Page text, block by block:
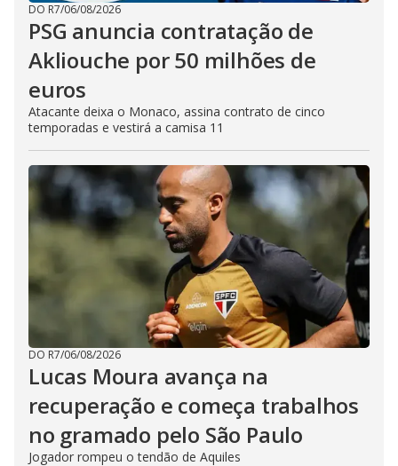
DO R7/06/08/2026
PSG anuncia contratação de
Akliouche por 50 milhões de
euros
Atacante deixa o Monaco, assina contrato de cinco
temporadas e vestirá a camisa 11
DO R7/06/08/2026
Lucas Moura avança na
recuperação e começa trabalhos
no gramado pelo São Paulo
Jogador rompeu o tendão de Aquiles